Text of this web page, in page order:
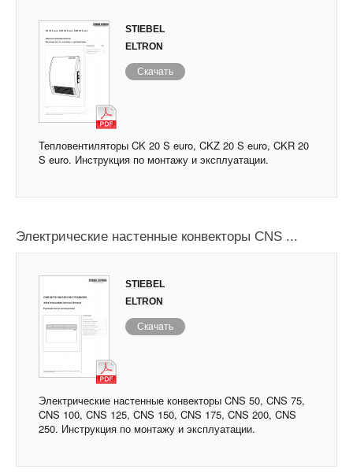
STIEBEL
ELTRON
Скачать
Тепловентиляторы CK 20 S euro, CKZ 20 S euro, CKR 20
S euro. Инструкция по монтажу и эксплуатации.
Электрические настенные конвекторы CNS ...
STIEBEL
ELTRON
Скачать
Электрические настенные конвекторы CNS 50, CNS 75,
CNS 100, CNS 125, CNS 150, CNS 175, CNS 200, CNS
250. Инструкция по монтажу и эксплуатации.